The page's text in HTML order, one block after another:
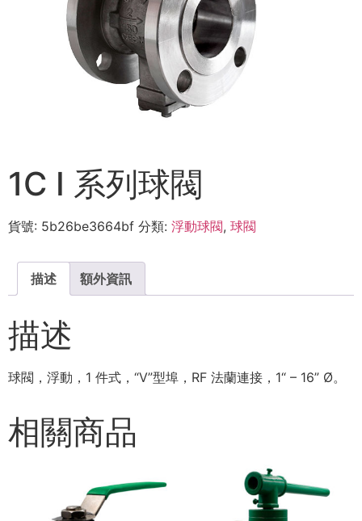
1C I 系列球閥
貨號: 5b26be3664bf 分類: 浮動球閥, 球閥
描述 額外資訊
描述
球閥，浮動，1 件式，“V”型埠，RF 法蘭連接，1“ – 16” Ø。
相關商品